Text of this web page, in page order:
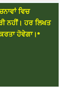
ਵਿਚ
ਨਹੀਂ। ਹਰ ਲਿਖਤ
ਹੋਵੇਗਾ।*